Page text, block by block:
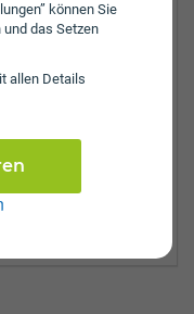
können Sie
das Setzen
allen Details